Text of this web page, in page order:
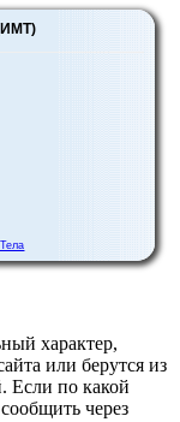
характер,
или берутся из
Если по какой
через